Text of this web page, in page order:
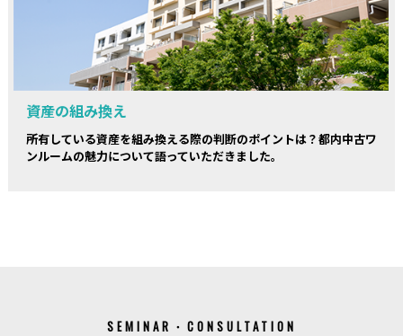
資産の組み換え
所有している資産を組み換える際の判断のポイントは？都内中古ワ
ンルームの魅力について語っていただきました。
SEMINAR・CONSULTATION